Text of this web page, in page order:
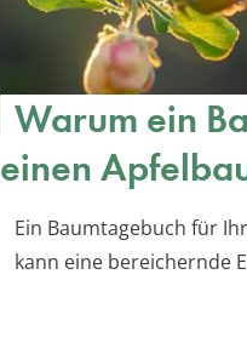
Warum ein
einen
Ein Baumtagebuch für
kann eine bereichernde